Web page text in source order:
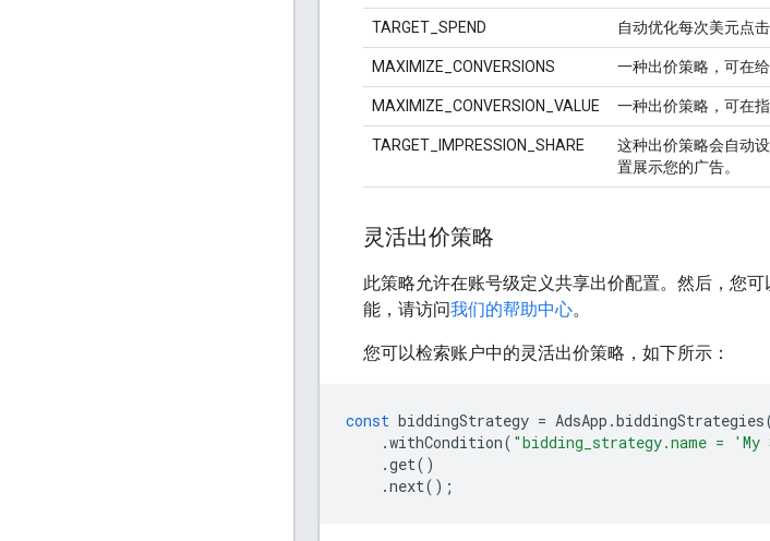
TARGET_SPEND 自动优化每次美元点
MAXIMIZE_CONVERSIONS 一种出价策略，可在
MAXIMIZE_CONVERSION_VALUE 一种出价策略，可在
TARGET_IMPRESSION_SHARE
这种出价策略会自动
置展示您的广告。
灵活出价策略
此策略允许在账号级定义共享出价配置。然后，您
能，请访问我们的帮助中心。
您可以检索账户中的灵活出价策略，如下所示：
const biddingStrategy = AdsApp .biddingStrategies
.withCondition( "bidding_strategy.name =
.get()
.next();